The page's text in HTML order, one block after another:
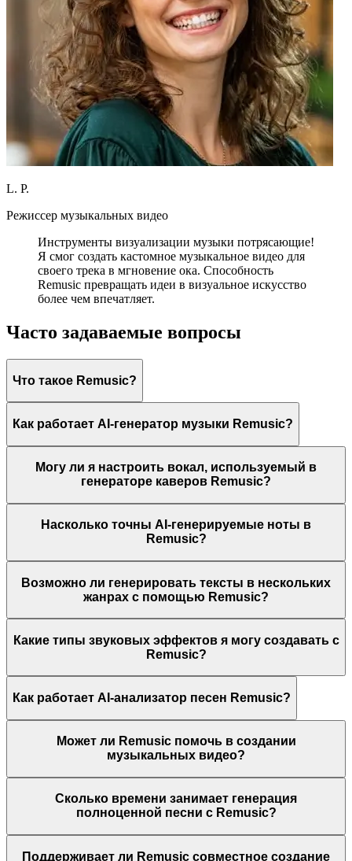
L. P.
Режиссер музыкальных видео
Инструменты визуализации музыки потрясающие!
Я смог создать кастомное музыкальное видео для
своего трека в мгновение ока. Способность
Remusic превращать идеи в визуальное искусство
более чем впечатляет.
Часто задаваемые вопросы
Что такое Remusic?
Как работает AI-генератор музыки Remusic?
Могу ли я настроить вокал, используемый в
генераторе каверов Remusic?
Насколько точны AI-генерируемые ноты в
Remusic?
Возможно ли генерировать тексты в нескольких
жанрах с помощью Remusic?
Какие типы звуковых эффектов я могу создавать с
Remusic?
Как работает AI-анализатор песен Remusic?
Может ли Remusic помочь в создании
музыкальных видео?
Сколько времени занимает генерация
полноценной песни с Remusic?
Поддерживает ли Remusic совместное создание